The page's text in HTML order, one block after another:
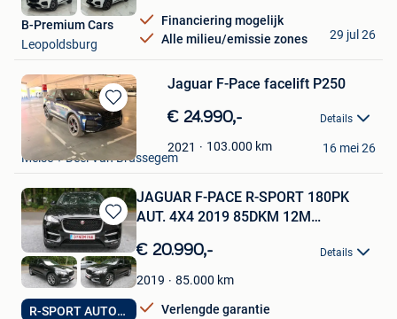
Financiering mogelijk
Alle milieu/emissie zones
B-Premium Cars
Leopoldsburg
29 jul 26
Bewaren
in
Mijn
Favorieten
Jaguar F-Pace facelift P250
€ 24.990,- Details
2021 103.000 km
Arment
Meise + Deel Van Brussegem
16 mei 26
Bewaren
in
Mijn
Favorieten
R-SPORT AUTOMAAT
JAGUAR F-PACE R-SPORT 180PK
AUT. 4X4 2019 85DKM 12M
€ 20.990,- Details
2019 85.000 km
Verlengde garantie